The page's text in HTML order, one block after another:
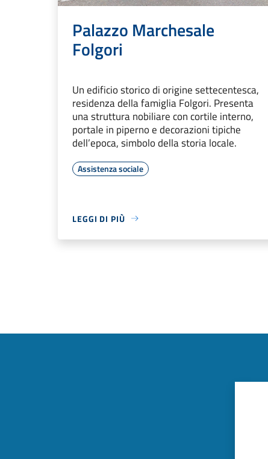
Palazzo Marchesale
Folgori
Un edificio storico di origine settecentesca,
residenza della famiglia Folgori. Presenta
una struttura nobiliare con cortile interno,
portale in piperno e decorazioni tipiche
dell’epoca, simbolo della storia locale.
Assistenza sociale
LEGGI DI PIÙ